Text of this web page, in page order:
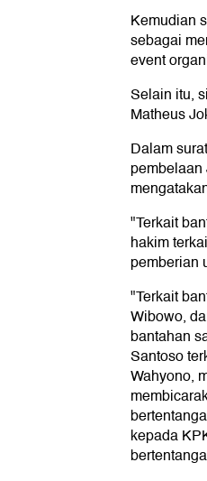
Kemudian
sebagai
event
Selain itu,
Matheus
Dalam
"Terkait
hakim
pemberian
"Terkait
Wibowo,
bantahan
Santoso
Wahyono,
kepada